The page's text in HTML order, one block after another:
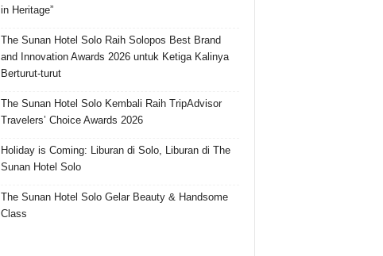
in Heritage”
The Sunan Hotel Solo Raih Solopos Best Brand
and Innovation Awards 2026 untuk Ketiga Kalinya
Berturut-turut
The Sunan Hotel Solo Kembali Raih TripAdvisor
Travelers’ Choice Awards 2026
Holiday is Coming: Liburan di Solo, Liburan di The
Sunan Hotel Solo
The Sunan Hotel Solo Gelar Beauty & Handsome
Class